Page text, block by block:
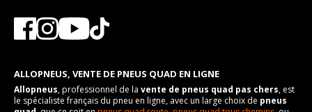
ALLOPNEUS, VENTE DE PNEUS QUAD EN LIGNE
Allopneus, professionnel de la vente de pneus quad pas chers, est
le spécialiste français du pneu en ligne, avec un large choix de pneus